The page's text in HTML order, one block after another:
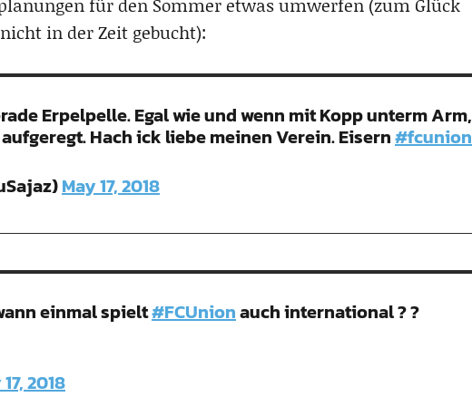
in der Zeit gebucht):
Erpelpelle. Egal wie und wenn mit Kopp unterm Arm,
Hach ick liebe meinen Verein. Eisern#fcunion
May 17, 2018
einmal spielt#FCUnionauch international ? ?
2018